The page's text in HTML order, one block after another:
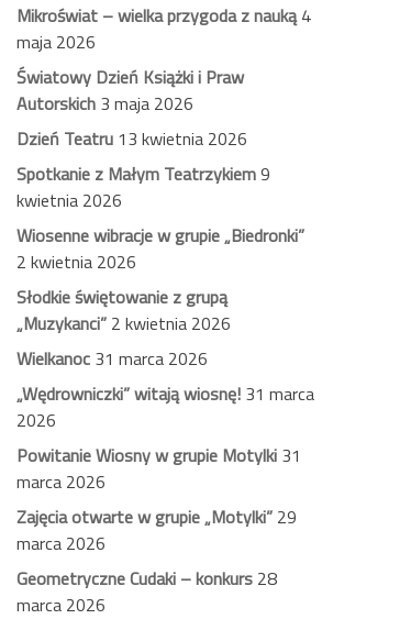
Mikroświat – wielka przygoda z nauką 4
maja 2026
Światowy Dzień Książki i Praw
Autorskich 3 maja 2026
Dzień Teatru 13 kwietnia 2026
Spotkanie z Małym Teatrzykiem9
kwietnia 2026
Wiosenne wibracje w grupie „Biedronki”
2 kwietnia 2026
Słodkie świętowanie z grupą
„Muzykanci” 2 kwietnia 2026
Wielkanoc 31 marca 2026
„Wędrowniczki” witają wiosnę! 31 marca
2026
Powitanie Wiosny w grupie Motylki 31
marca 2026
Zajęcia otwarte w grupie „Motylki” 29
marca 2026
Geometryczne Cudaki – konkurs 28
marca 2026